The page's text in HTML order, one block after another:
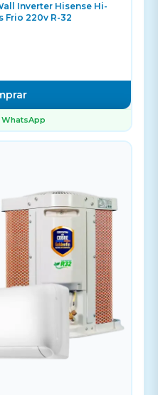
Inverter Hisense Hi-
Frio 220v R-32